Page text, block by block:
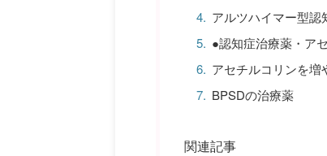
アルツハイマー型認
●認知症治療薬・ア
アセチルコリンを増
BPSDの治療薬
関連記事